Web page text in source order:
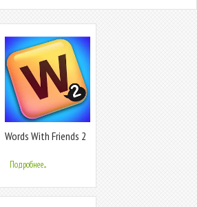
Words With Friends 2
Подробнее...